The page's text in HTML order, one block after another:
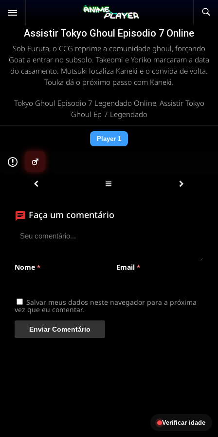
Assistir Tokyo Ghoul Episodio 7 Online
Sob Furuta, o CCG reprime a comunidade ghoul, forçando
Goat a entrar no subsolo. Takeomi e Yoriko marcaram a data
do casamento. Mutsuki localiza Kaneki e o convida de volta.
Touka dá o próximo passo com Kaneki.
Tokyo Ghoul Episodio 7 Legendado Online, Assistir Tokyo
Ghoul Ep 7 Legendado
Player 1
▶
ANIMEPLAYER
Clique para assistir
Faça um comentário
Nome * Email *
Salvar meus dados neste navegador para a próxima
vez que eu comentar.
Verificar idade